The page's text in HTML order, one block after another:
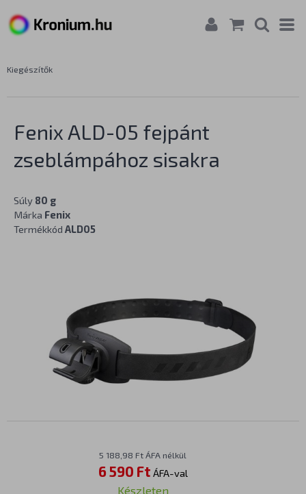
Kiegészítők
Fenix ALD-05 fejpánt
zseblámpához sisakra
Súly 80 g
Márka Fenix
Termékkód ALD05
5 188,98 Ft ÁFA nélkül
6 590 Ft ÁFA-val
Készleten